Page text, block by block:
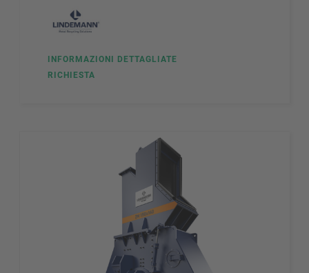
INFORMAZIONI DETTAGLIATE
RICHIESTA